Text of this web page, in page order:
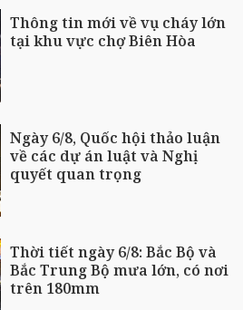
Thông tin mới về vụ cháy lớn
tại khu vực chợ Biên Hòa
Ngày 6/8, Quốc hội thảo luận
về các dự án luật và Nghị
quyết quan trọng
Thời tiết ngày 6/8: Bắc Bộ và
Bắc Trung Bộ mưa lớn, có nơi
trên 180mm